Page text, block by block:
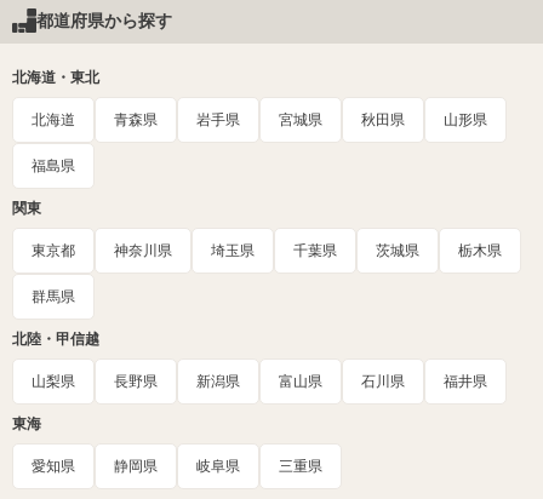
都道府県から探す
北海道・東北
北海道 青森県 岩手県 宮城県 秋田県 山形県
福島県
関東
東京都 神奈川県 埼玉県 千葉県 茨城県 栃木県
群馬県
北陸・甲信越
山梨県 長野県 新潟県 富山県 石川県 福井県
東海
愛知県 静岡県 岐阜県 三重県